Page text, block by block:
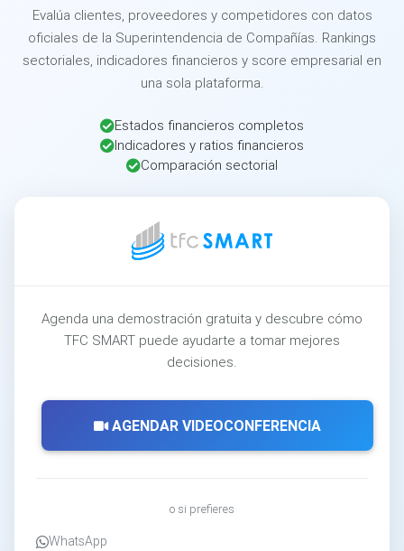
Evalúa clientes, proveedores y competidores con datos
oficiales de la Superintendencia de Compañías. Rankings
sectoriales, indicadores financieros y score empresarial en
una sola plataforma.
Estados financieros completos
Indicadores y ratios financieros
Comparación sectorial
Agenda una demostración gratuita y descubre cómo
TFC SMART puede ayudarte a tomar mejores
decisiones.
AGENDAR VIDEOCONFERENCIA
o si prefieres
WhatsApp